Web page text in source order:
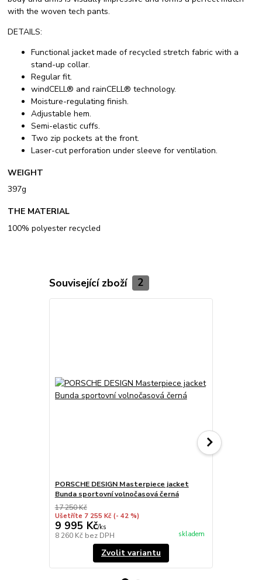
with the woven tech pants.
DETAILS:
Functional jacket made of recycled stretch fabric with a
stand-up collar.
Regular fit.
windCELL® and rainCELL® technology.
Moisture-regulating finish.
Adjustable hem.
Semi-elastic cuffs.
Two zip pockets at the front.
Laser-cut perforation under sleeve for ventilation.
WEIGHT
397g
THE MATERIAL
100% polyester recycled
Související zboží 2
PORSCHE DESIGN Masterpiece jacket
Bunda sportovní volnočasová černá
17 250 Kč
Ušetříte 7 255 Kč (- 42 %)
9 995 Kč/ks
8 260 Kč bez DPH skladem
Zvolit variantu